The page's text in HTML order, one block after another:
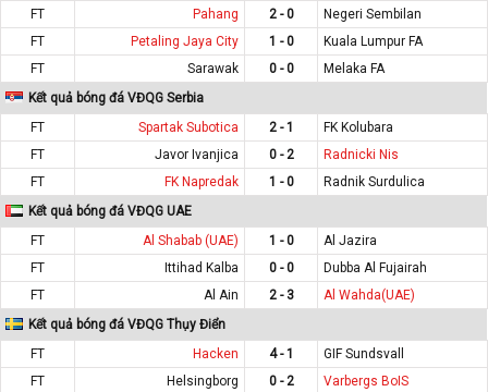
FT
Pahang 2 - 0
Negeri Sembilan
FT
Petaling Jaya City 1 - 0
Kuala Lumpur FA
FT
Sarawak 0 - 0
Melaka FA
Kết quả bóng đá VĐQG Serbia
FT
Spartak Subotica 2 - 1
FK Kolubara
FT
Javor Ivanjica 0 - 2
Radnicki Nis
FT
FK Napredak 1 - 0
Radnik Surdulica
Kết quả bóng đá VĐQG UAE
FT
Al Shabab (UAE) 1 - 0
Al Jazira
FT
Ittihad Kalba 0 - 0
Dubba Al Fujairah
FT
Al Ain 2 - 3
Al Wahda(UAE)
Kết quả bóng đá VĐQG Thụy Điển
FT
Hacken 4 - 1
GIF Sundsvall
FT
Helsingborg 0 - 2
Varbergs BoIS